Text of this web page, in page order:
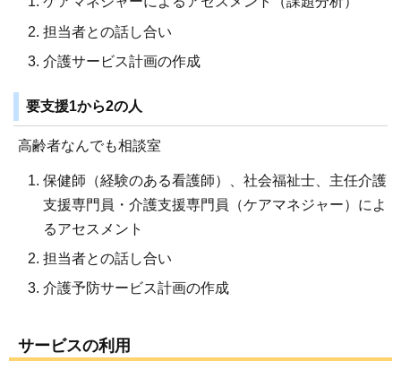
担当者との話し合い
介護サービス計画の作成
要支援1から2の人
高齢者なんでも相談室
保健師（経験のある看護師）、社会福祉士、主任介護
支援専門員・介護支援専門員（ケアマネジャー）によ
るアセスメント
担当者との話し合い
介護予防サービス計画の作成
サービスの利用